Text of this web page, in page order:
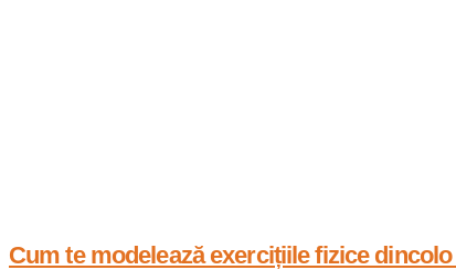
Cum te modelează exercițiile fizice